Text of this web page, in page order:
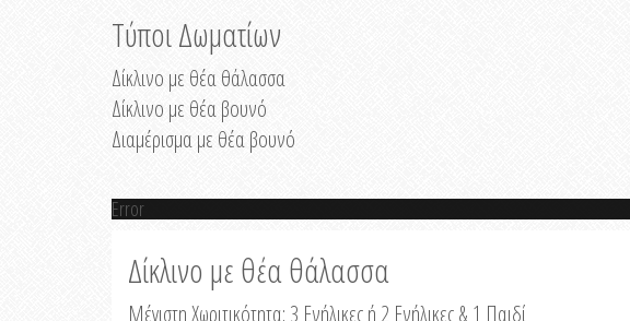
Τύποι Δωματίων
Δίκλινο με θέα θάλασσα
Δίκλινο με θέα βουνό
Διαμέρισμα με θέα βουνό
Error
Δίκλινο με θέα θάλασσα
Μέγιστη Χωριτικότητα: 3 Ενήλικες ή 2 Ενήλικες & 1 Παιδί